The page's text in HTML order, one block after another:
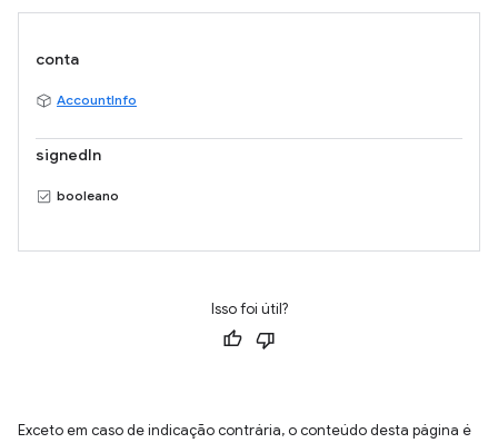
conta
AccountInfo
signedIn
booleano
Isso foi útil?
Exceto em caso de indicação contrária, o conteúdo desta página é